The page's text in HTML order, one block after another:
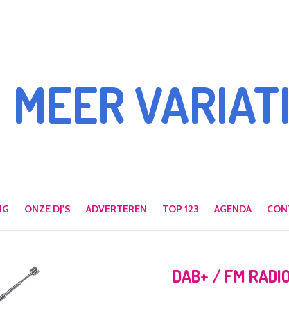
MEER
ONZE DJ'S ADVERTEREN TOP 123 AGENDA
DAB+ / FM